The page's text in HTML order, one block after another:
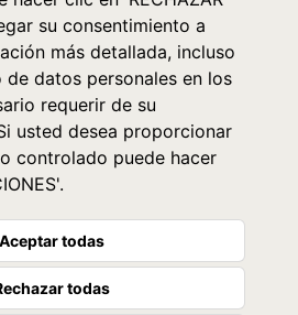
su consentimiento a
más detallada, incluso
datos personales en los
requerir de su
usted desea proporcionar
controlado puede hacer
Aceptar todas
todas